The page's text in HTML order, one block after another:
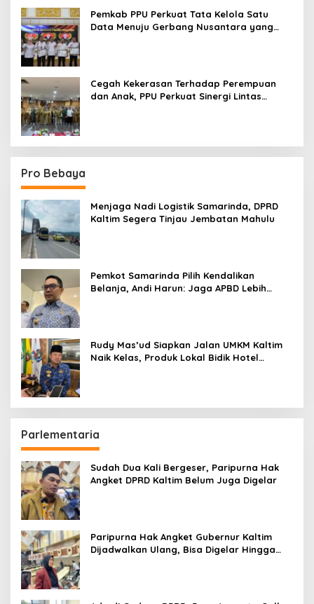
Pemkab PPU Perkuat Tata Kelola Satu
Data Menuju Gerbang Nusantara yang
Cegah Kekerasan Terhadap Perempuan
dan Anak, PPU Perkuat Sinergi Lintas
Pro Bebaya
Menjaga Nadi Logistik Samarinda, DPRD
Kaltim Segera Tinjau Jembatan Mahulu
Pemkot Samarinda Pilih Kendalikan
Belanja, Andi Harun: Jaga APBD Lebih
Rudy Mas’ud Siapkan Jalan UMKM Kaltim
Naik Kelas, Produk Lokal Bidik Hotel
Parlementaria
Sudah Dua Kali Bergeser, Paripurna Hak
Angket DPRD Kaltim Belum Juga Digelar
Paripurna Hak Angket Gubernur Kaltim
Dijadwalkan Ulang, Bisa Digelar Hingga